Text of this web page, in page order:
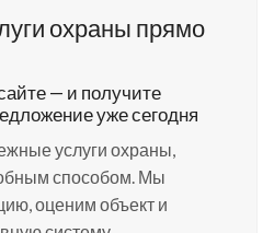
охраны прямо
— и получите
уже сегодня
услуги охраны,
способом. Мы
оценим объект и